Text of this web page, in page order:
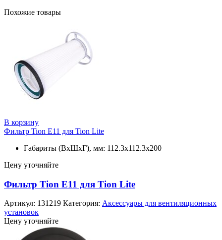
Похожие товары
В корзину
Фильтр Tion E11 для Tion Lite
Габариты (ВхШхГ), мм: 112.3х112.3х200
Цену уточняйте
Фильтр Tion E11 для Tion Lite
Артикул: 131219 Категория: Аксессуары для вентиляционных
установок
Цену уточняйте